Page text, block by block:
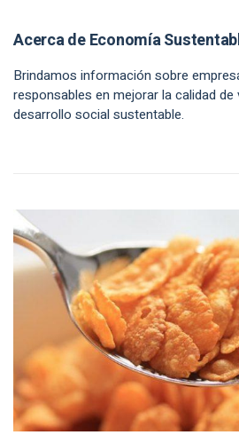
Acerca de Economía
Brindamos información sobre
responsables en mejorar la calidad
desarrollo social sustentable.